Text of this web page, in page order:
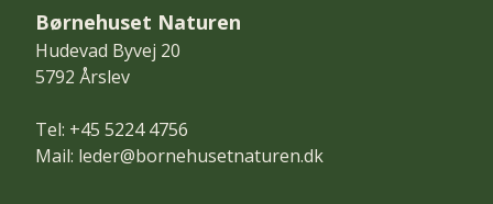
Børnehuset Naturen
Hudevad Byvej 20
5792 Årslev
Tel: +45 5224 4756
Mail: leder@bornehusetnaturen.dk